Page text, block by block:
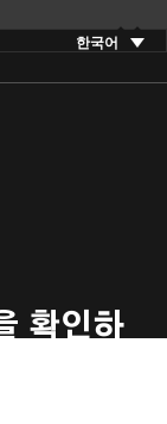
한국어
확인하